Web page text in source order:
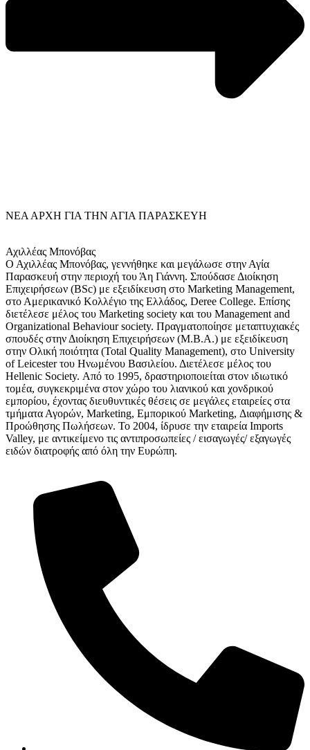
ΝΕΑ ΑΡΧΗ ΓΙΑ ΤΗΝ ΑΓΙΑ ΠΑΡΑΣΚΕΥΗ
Αχιλλέας Μπονόβας
Ο Αχιλλέας Μπονόβας, γεννήθηκε και μεγάλωσε στην Αγία
Παρασκευή στην περιοχή του Άη Γιάννη. Σπούδασε Διοίκηση
Επιχειρήσεων (BSc) με εξειδίκευση στο Marketing Management,
στο Αμερικανικό Κολλέγιο της Ελλάδος, Deree College. Επίσης
διετέλεσε μέλος του Marketing society και του Management and
Organizational Behaviour society. Πραγματοποίησε μεταπτυχιακές
σπουδές στην Διοίκηση Επιχειρήσεων (M.B.A.) με εξειδίκευση
στην Ολική ποιότητα (Total Quality Management), στο University
of Leicester του Ηνωμένου Βασιλείου. Διετέλεσε μέλος του
Hellenic Society. Από το 1995, δραστηριοποιείται στον ιδιωτικό
τομέα, συγκεκριμένα στον χώρο του λιανικού και χονδρικού
εμπορίου, έχοντας διευθυντικές θέσεις σε μεγάλες εταιρείες στα
τμήματα Αγορών, Marketing, Εμπορικού Marketing, Διαφήμισης &
Προώθησης Πωλήσεων. Το 2004, ίδρυσε την εταιρεία Imports
Valley, με αντικείμενο τις αντιπροσωπείες / εισαγωγές/ εξαγωγές
ειδών διατροφής από όλη την Ευρώπη.